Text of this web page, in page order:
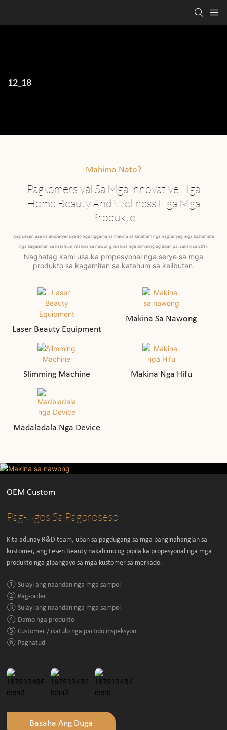
12_18
Mahimo Nato?
Pagkomersiyal Sa Mga Innovative Nga
Home Beauty And Wellness Nga Mga
Produkto
Ang Lesen usa ka eksperyensiyado nga tiggama sa makina sa katahum nga nagtanyag mga kostumbre
nga kagamitan sa katahum, makina sa nawong, makina nga slimming ug uban pa. sukad sa 2017.
Naghatag kami usa ka propesyonal nga serye sa mga
produkto sa kagamitan sa katahum sa kalibutan.
Laser Beauty Equipment
Makina Sa Nawong
Slimming Machine Makina Nga Hifu
Madaladala Nga Device
OEM Custom
Pag-Agos Sa Pagproseso
Kita adunay R&D team, uban sa pagdugang sa mga panginahanglan sa
kustomer, ang Lesen Beauty nakahimo og pipila ka propesyonal nga mga
produkto nga gipangayo sa mga kustomer sa merkado.
① Sulayi ang naandan nga mga sampol
② Pag-order
③ Sulayi ang naandan nga mga sampol
④ Damo nga produkto
⑤ Customer / ikatulo nga partido inspeksyon
⑥ Paghatud
Basaha Ang Duga